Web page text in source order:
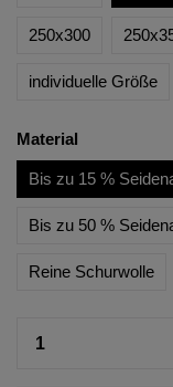
250x300
individuelle Größe
Material
Bis zu 15 %
Bis zu 50 %
Reine Schurwolle